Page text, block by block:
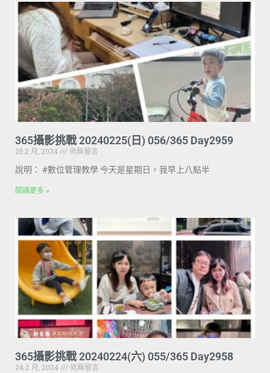
365攝影挑戰 20240225(日) 056/365 Day2959
25 2 月, 2024
尚無留言
說明： #數位管理教學 今天是星期日，我早上八點半
閱讀更多 »
365攝影挑戰 20240224(六) 055/365 Day2958
24 2 月, 2024
尚無留言